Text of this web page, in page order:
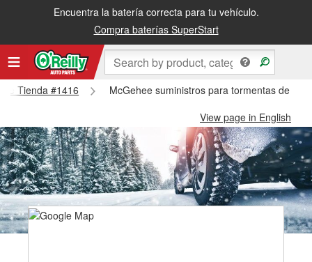
Encuentra la batería correcta para tu vehículo.
Compra baterías SuperStart
Tienda #1416
McGehee suministros para tormentas de
View page in English